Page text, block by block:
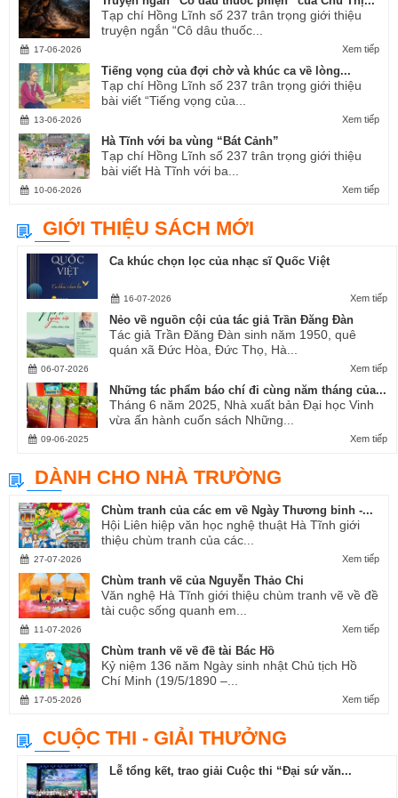
Tạp chí Hồng Lĩnh số 237 trân trọng giới thiệu
truyện ngắn “Cô dâu thuốc...
Xem tiếp
17-06-2026
Tiếng vọng của đợi chờ và khúc ca về lòng...
Tạp chí Hồng Lĩnh số 237 trân trọng giới thiệu
bài viết “Tiếng vọng của...
Xem tiếp
13-06-2026
Hà Tĩnh với ba vùng “Bát Cảnh”
Tạp chí Hồng Lĩnh số 237 trân trọng giới thiệu
bài viết Hà Tĩnh với ba...
Xem tiếp
10-06-2026
GIỚI THIỆU SÁCH MỚI
Ca khúc chọn lọc của nhạc sĩ Quốc Việt
Xem tiếp
16-07-2026
Nẻo về nguồn cội của tác giả Trần Đăng Đàn
Tác giả Trần Đăng Đàn sinh năm 1950, quê
quán xã Đức Hòa, Đức Thọ, Hà...
Xem tiếp
06-07-2026
Những tác phẩm báo chí đi cùng năm tháng của...
Tháng 6 năm 2025, Nhà xuất bản Đại học Vinh
vừa ấn hành cuốn sách Những...
Xem tiếp
09-06-2025
DÀNH CHO NHÀ TRƯỜNG
Chùm tranh của các em về Ngày Thương binh -...
Hội Liên hiệp văn học nghệ thuật Hà Tĩnh giới
thiệu chùm tranh của các...
Xem tiếp
27-07-2026
Chùm tranh vẽ của Nguyễn Thảo Chi
Văn nghệ Hà Tĩnh giới thiệu chùm tranh vẽ về đề
tài cuộc sống quanh em...
Xem tiếp
11-07-2026
Chùm tranh vẽ về đề tài Bác Hồ
Kỷ niệm 136 năm Ngày sinh nhật Chủ tịch Hồ
Chí Minh (19/5/1890 –...
Xem tiếp
17-05-2026
CUỘC THI - GIẢI THƯỞNG
Lễ tổng kết, trao giải Cuộc thi “Đại sứ văn...